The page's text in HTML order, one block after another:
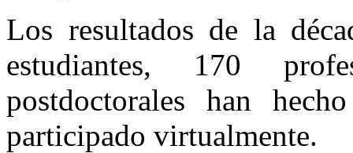
Los resultados de la
estudiantes, 170
postdoctorales han
participado virtualmente.